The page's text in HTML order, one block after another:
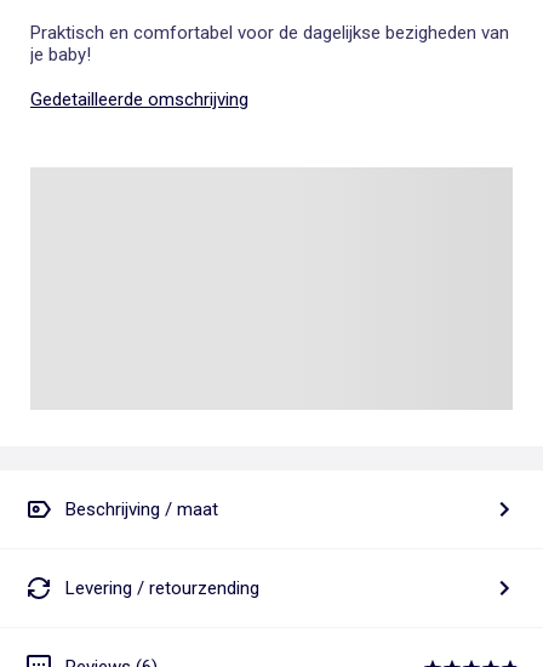
Praktisch en comfortabel voor de dagelijkse bezigheden van
je baby!
Gedetailleerde omschrijving
Beschrijving / maat
Levering / retourzending